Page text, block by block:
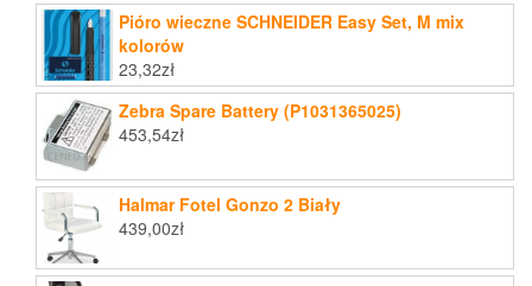
Pióro wieczne SCHNEIDER Easy Set, M mix
kolorów
23,32zł
Zebra Spare Battery (P1031365025)
453,54zł
Halmar Fotel Gonzo 2 Biały
439,00zł